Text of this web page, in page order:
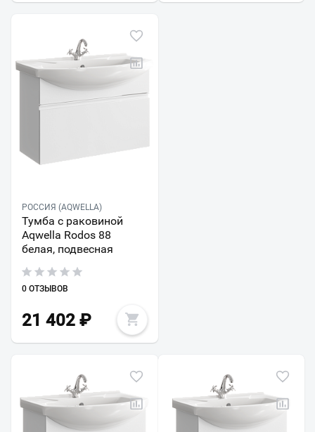
РОССИЯ (AQWELLA)
Тумба с раковиной
Aqwella Rodos 88
белая, подвесная
0 ОТЗЫВОВ
21 402 ₽